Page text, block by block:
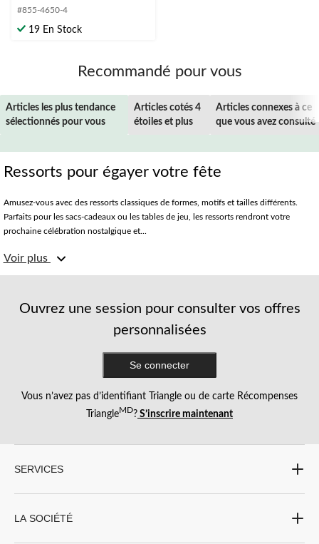
étoile(s)
5.
#855-4650-4
19 En Stock
Recommandé pour vous
Articles les plus tendance
sélectionnés pour vous
Articles cotés 4
étoiles et plus
Articles connexes à ce
que vous avez consulté
Ressorts pour égayer votre fête
Amusez-vous avec des ressorts classiques de formes, motifs et tailles différents.
Parfaits pour les sacs-cadeaux ou les tables de jeu, les ressorts rendront votre
prochaine célébration nostalgique et...
Voir plus
Ouvrez une session pour consulter vos offres
personnalisées
Se connecter
Vous n’avez pas d’identifiant Triangle ou de carte Récompenses
TriangleMD? S’inscrire maintenant
SERVICES
LA SOCIÉTÉ